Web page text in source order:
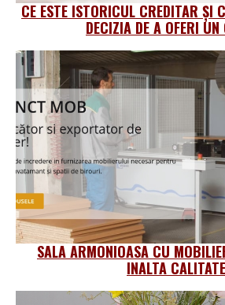
CE ESTE ISTORICUL CREDITAR ȘI
DECIZIA DE A OFERI UN
SALA ARMONIOASA CU
INALTA CALITATE